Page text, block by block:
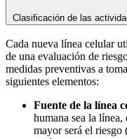
Clasificación de las
Cada nueva línea celular
de una evaluación de
medidas preventivas a
siguientes elementos:
Fuente de la línea
humana sea la
mayor será el riesgo